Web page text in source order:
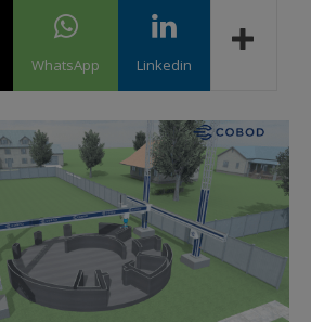
WhatsApp Linkedin